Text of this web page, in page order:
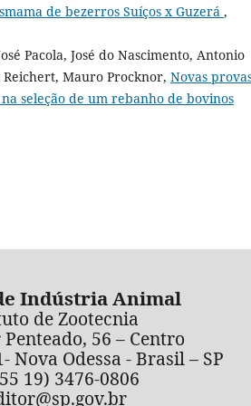
de bezerros Suíços x Guzerá ,
Pacola, José do Nascimento, Antonio
Mauro Procknor, Novas
seleção de um rebanho de bovinos
Indústria Animal
de Zootecnia
56 – Centro
Nova Odessa - Brasil – SP
19) 3476-0806